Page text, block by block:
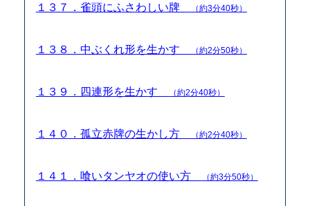
１３７．雀頭にふさわしい牌 （約3分40秒）
１３８．中ぶくれ形を生かす （約2分50秒）
１３９．四連形を生かす （約2分40秒）
１４０．孤立赤牌の生かし方 （約2分40秒）
１４１．喰いタンヤオの使い方 （約3分50秒）